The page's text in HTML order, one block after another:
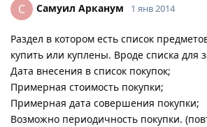
С Самуил Арканум 1 янв 2014
Раздел в котором есть список
купить или куплены. Вроде списка для
Дата внесения в список покупок;
Примерная стоимость покупки;
Примерная дата совершения покупки;
Возможно периодичность покупки.